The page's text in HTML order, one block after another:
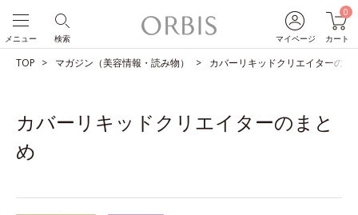
マイページ
0
カート
検索
メニュー
TOP マガジン（美容情報・読み物） カバーリキッドクリエイターのま
カバーリキッドクリエイターのまと
め